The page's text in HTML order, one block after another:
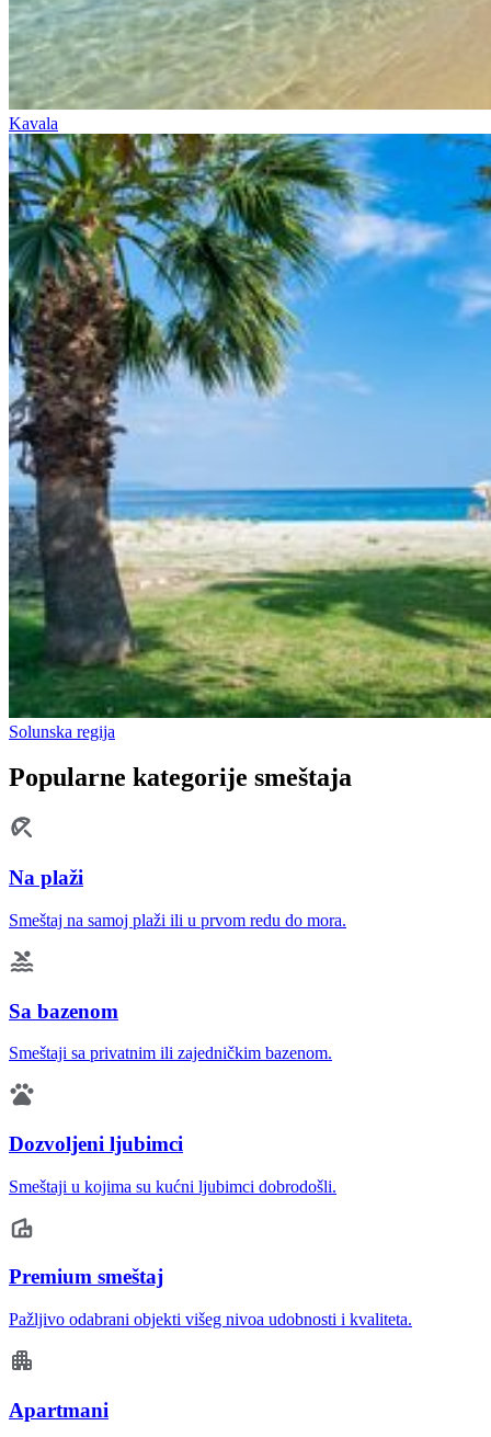
Kavala
Solunska regija
Popularne kategorije smeštaja
Na plaži
Smeštaj na samoj plaži ili u prvom redu do mora.
Sa bazenom
Smeštaji sa privatnim ili zajedničkim bazenom.
Dozvoljeni ljubimci
Smeštaji u kojima su kućni ljubimci dobrodošli.
Premium smeštaj
Pažljivo odabrani objekti višeg nivoa udobnosti i kvaliteta.
Apartmani